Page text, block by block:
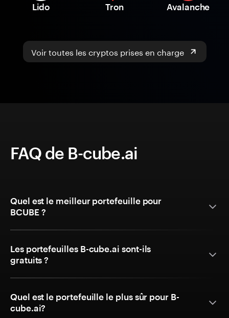
Lido Tron Avalanche
Voir toutes les cryptos prises en charge
FAQ de B-cube.ai
Quel est le meilleur portefeuille pour
BCUBE ?
Les portefeuilles B-cube.ai sont-ils
gratuits ?
Quel est le portefeuille le plus sûr pour B-
cube.ai?